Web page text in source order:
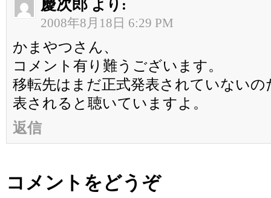
慶次郎 より:
2008年8月18日 6:29 PM
かまやつさん、
コメント有り難うございます。
移転先はまだ正式発表されていない
表されると聴いていますよ。
返信
コメントをどうぞ